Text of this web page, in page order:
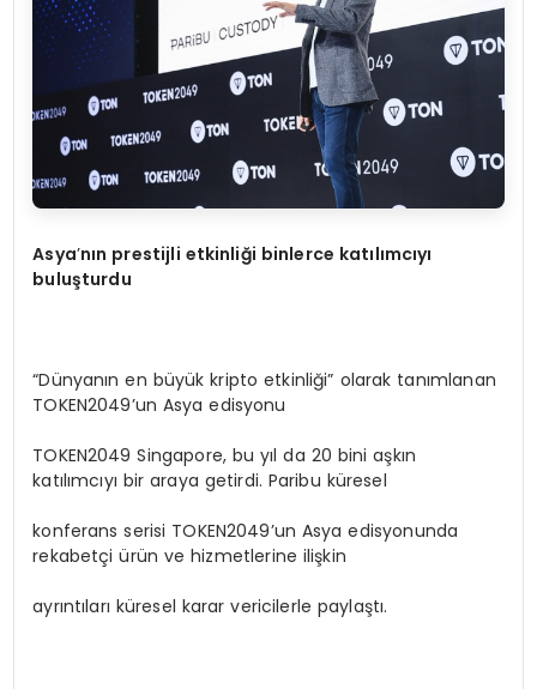
Asya’nın prestijli etkinliği binlerce katılımcıyı
buluşturdu
“Dünyanın en büyük kripto etkinliği” olarak tanımlanan
TOKEN2049’un Asya edisyonu
TOKEN2049 Singapore, bu yıl da 20 bini aşkın
katılımcıyı bir araya getirdi. Paribu küresel
konferans serisi TOKEN2049’un Asya edisyonunda
rekabetçi ürün ve hizmetlerine ilişkin
ayrıntıları küresel karar vericilerle paylaştı.